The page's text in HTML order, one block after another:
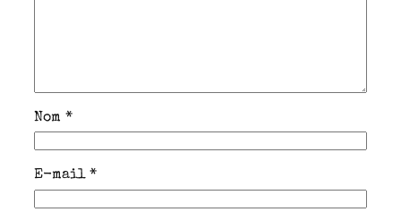
Nom *
E-mail*